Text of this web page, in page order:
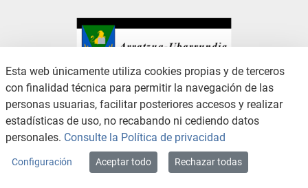
CONTACTO
AVISO LEGAL
CANAL DE DENUNCIAS
POLÍTICA DE PRIVACIDAD
POLÍTICA DE COOKIES
ACCESIBILIDAD
Copyright © 2026 / Excmo. arratzua | Todos los derechos reservados.
Esta web únicamente utiliza cookies propias y de terceros
con finalidad técnica para permitir la navegación de las
personas usuarias, facilitar posteriores accesos y realizar
estadísticas de uso, no recabando ni cediendo datos
personales. Consulte la Política de privacidad
Configuración Aceptar todo Rechazar todas